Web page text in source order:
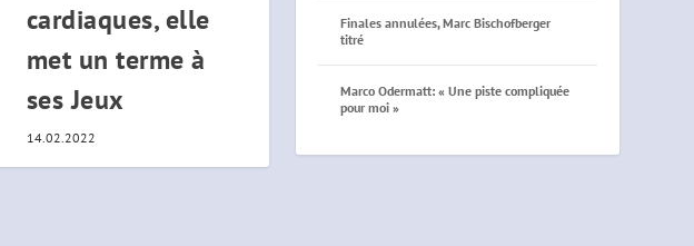
cardiaques, elle
met un terme à
ses Jeux
14.02.2022
Finales annulées, Marc Bischofberger
titré
Marco Odermatt: « Une piste compliquée
pour moi »